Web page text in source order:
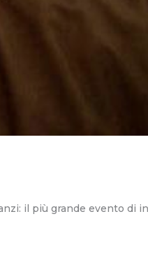
il più grande evento di